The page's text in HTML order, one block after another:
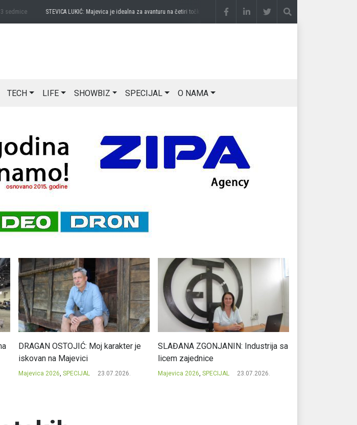
STEVICA LUKIĆ: Majevica je idealna za avanturu na četiri točkaprije 3 sedmice DRAGAN OSTOJIĆ: Moj karakter je
TECH LIFE SHOWBIZ SPECIJAL O NAMA
DRAGAN OSTOJIĆ: Moj karakter je
iskovan na Majevici
Majevica 2026, SPECIJAL 23.07.2026.
SLAĐANA ZGONJANIN: Industrija sa
licem zajednice
Majevica 2026, SPECIJAL 23.07.2026.